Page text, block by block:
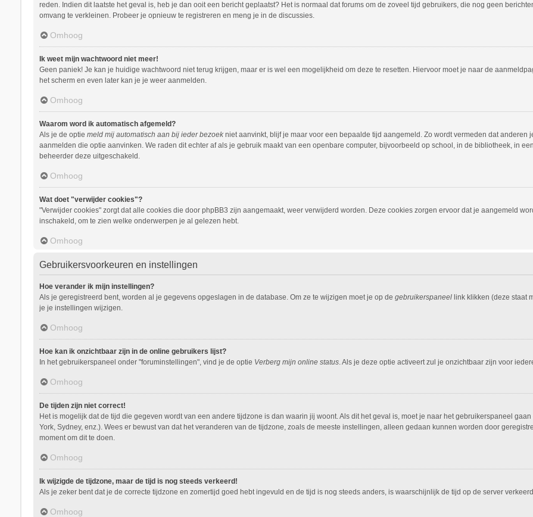
reden. Indien dit laatste het geval is, heb je dan ooit een bericht geplaatst? Het is normaal dat forums om de zoveel tijd gebruikers, die nog geen
omvang te verkleinen. Probeer je opnieuw te registreren en meng je in de discussies.
Omhoog
Ik weet mijn wachtwoord niet meer!
Geen paniek! Je kan je huidige wachtwoord niet terug krijgen, maar er is wel een mogelijkheid om deze te resetten. Hiervoor moet je naar de
het scherm en even later kan je je weer aanmelden.
Omhoog
Waarom word ik automatisch afgemeld?
Als je de optie meld mij automatisch aan bij ieder bezoekniet aanvinkt, blijf je maar voor een bepaalde tijd aangemeld. Zo wordt vermeden dat anderen
aanmelden die optie aanvinken. We raden dit echter af als je gebruik maakt van een openbare computer, bijvoorbeeld op school, in de bibliotheek, in
beheerder deze uitgeschakeld.
Omhoog
Wat doet "verwijder cookies"?
"Verwijder cookies" zorgt dat alle cookies die door phpBB3 zijn aangemaakt, weer verwijderd worden. Deze cookies zorgen ervoor dat je aangemeld
inschakeld, om te zien welke onderwerpen je al gelezen hebt.
Omhoog
Gebruikersvoorkeuren en instellingen
Hoe verander ik mijn instellingen?
Als je geregistreerd bent, worden al je gegevens opgeslagen in de database. Om ze te wijzigen moet je op de gebruikerspaneellink klikken (deze staat
je je instellingen wijzigen.
Omhoog
Hoe kan ik onzichtbaar zijn in de online gebruikers lijst?
In het gebruikerspaneel onder "foruminstellingen", vind je de optie Verberg mijn online status. Als je deze optie activeert zul je onzichtbaar zijn voor
Omhoog
De tijden zijn niet correct!
Het is mogelijk dat de tijd die gegeven wordt van een andere tijdzone is dan waarin jij woont. Als dit het geval is, moet je naar het gebruikerspaneel
York, Sydney, enz.). Wees er bewust van dat het veranderen van de tijdzone, zoals de meeste instellingen, alleen gedaan kunnen worden door
moment om dit te doen.
Omhoog
Ik wijzigde de tijdzone, maar de tijd is nog steeds verkeerd!
Als je zeker bent dat je de correcte tijdzone en zomertijd goed hebt ingevuld en de tijd is nog steeds anders, is waarschijnlijk de tijd op de server
Omhoog